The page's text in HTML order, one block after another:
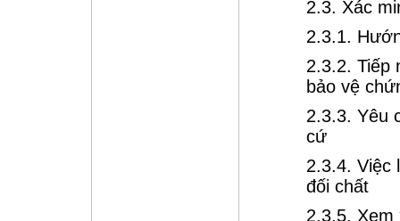
2.3. Xác
2.3.1.
2.3.2. Tiếp
bảo vệ
2.3.3. Yêu
cứ
2.3.4. Việc
đối chất
2.3.5. Xem